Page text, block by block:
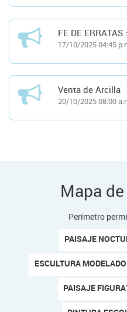
FE DE
17/10/2025 04:45
Venta de Arcilla
20/10/2025 08:00
Mapa
Perímetro
PAISAJE
ESCULTURA
PAISAJE